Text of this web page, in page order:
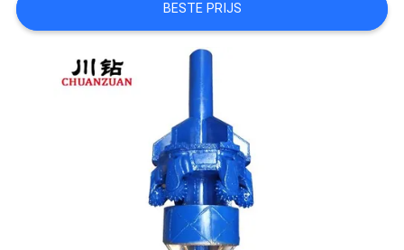
SITEMAP
PRIVACY
BESTE PRIJS